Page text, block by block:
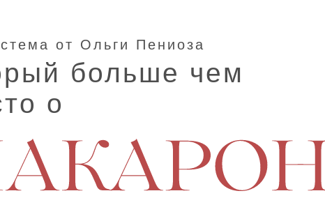
от Ольги Пениоза
больше чем
о